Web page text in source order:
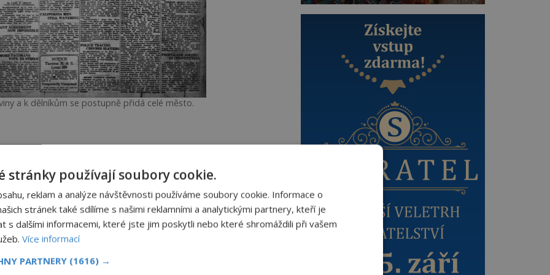
a k dělníkům se postupně přidá celé město.
světové válce nebylo málo. Ceny
tendenci ale nemají mzdy dělníků v
stránky používají soubory cookie.
reklam a analýze návštěvnosti používáme soubory cookie. Informace o
stránek také sdílíme s našimi reklamními a analytickými partnery, kteří je
s dalšími informacemi, které jste jim poskytli nebo které shromáždili při vašem
Více informací
PARTNERY (1616) →